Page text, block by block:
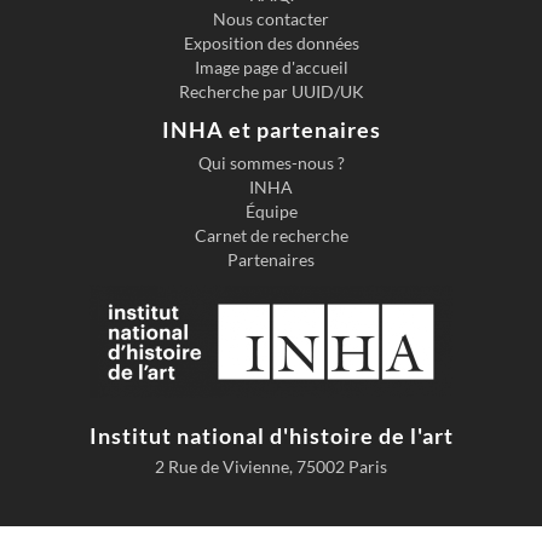
Nous contacter
Exposition des données
Image page d'accueil
Recherche par UUID/UK
INHA et partenaires
Qui sommes-nous ?
INHA
Équipe
Carnet de recherche
Partenaires
Institut national d'histoire de l'art
2 Rue de Vivienne, 75002 Paris